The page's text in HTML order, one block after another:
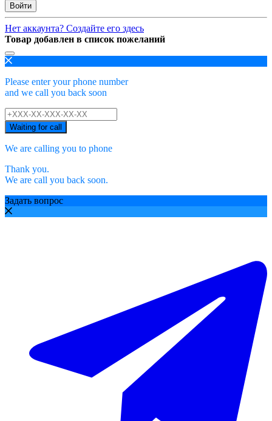
Войти
Нет аккаунта? Создайте его здесь
Товар добавлен в список пожеланий
Please enter your phone number
and we call you back soon
Waiting for call
We are calling you to phone
Thank you.
We are call you back soon.
Задать вопрос